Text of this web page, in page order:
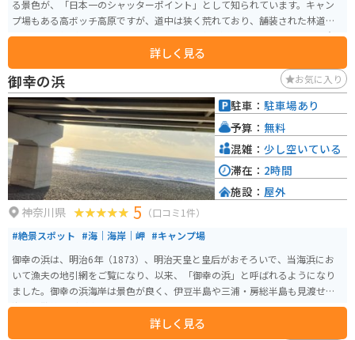
る景色が、「日本一のシャッターポイント」として知られています。キャン
プ場もある高ボッチ高原ですが、道中は狭く荒れており、舗装された林道の
ような雰囲気があります。 12月から4月まで冬季通行止めになるため、注意
が必要です。高ボッチ高原での景色は、一生の思い出になること間違いなし
です。
詳しく見る
御幸の浜 お気に入り
神奈川県 5 （口コミ1件）
#絶景スポット #海｜海岸｜岬 #キャンプ場
御幸の浜は、明治6年（1873）、明治天皇と皇后がおそろいで、当海浜にお
いて漁夫の地引網をご覧になり、以来、「御幸の浜」と呼ばれるようになり
ました。御幸の浜海岸は景色が良く、伊豆半島や三浦・房総半島も見渡せ、
海辺の散策などが楽しめます。
詳しく見る
駐車： 駐車場あり
予算： 無料
混雑： 少し空いている
滞在： 2時間
施設： 屋外